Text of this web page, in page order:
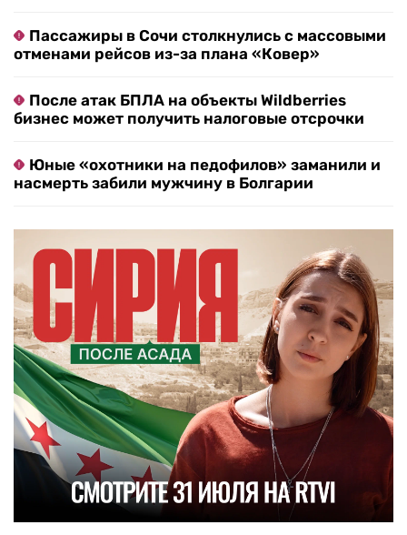
Пассажиры в Сочи столкнулись с массовыми
отменами рейсов из-за плана «Ковер»
После атак БПЛА на объекты Wildberries
бизнес может получить налоговые отсрочки
Юные «охотники на педофилов» заманили и
насмерть забили мужчину в Болгарии